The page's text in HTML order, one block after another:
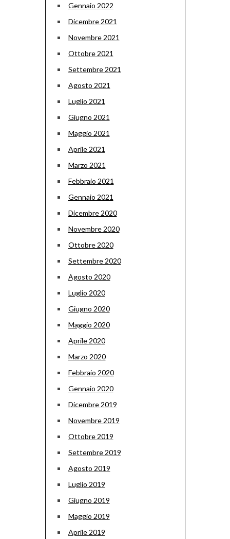
Gennaio 2022
Dicembre 2021
Novembre 2021
Ottobre 2021
Settembre 2021
Agosto 2021
Luglio 2021
Giugno 2021
Maggio 2021
Aprile 2021
Marzo 2021
Febbraio 2021
Gennaio 2021
Dicembre 2020
Novembre 2020
Ottobre 2020
Settembre 2020
Agosto 2020
Luglio 2020
Giugno 2020
Maggio 2020
Aprile 2020
Marzo 2020
Febbraio 2020
Gennaio 2020
Dicembre 2019
Novembre 2019
Ottobre 2019
Settembre 2019
Agosto 2019
Luglio 2019
Giugno 2019
Maggio 2019
Aprile 2019